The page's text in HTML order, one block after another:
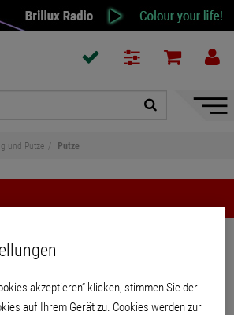
und Putze Putze
Putze
akzeptieren“ klicken, stimmen Sie der
auf Ihrem Gerät zu. Cookies werden zur